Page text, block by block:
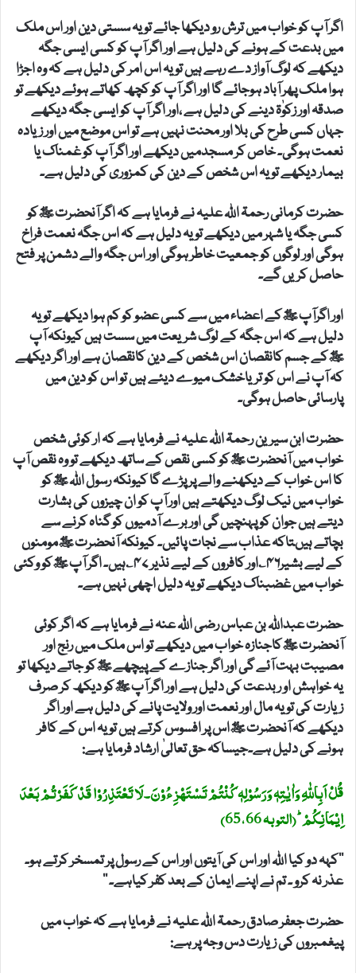
اگر آپ کو خواب میں ترش رو دیکھا جائے تو یہ سستی دین اور اس ملک
میں بدعت کے ہونے کی دلیل ہے اور اگر آپ کو کسی ایسی جگہ
دیکھے کہ لوگ آواز دے رہے ہیں تو یہ اس امر کی دلیل ہے کہ وہ اجڑا
ہوا ملک پھر آباد ہوجائے گا اور اگر آپ کو کچھ کھاتے ہوئے دیکھے تو
صدقہ اور زکوٰۃ دینے کی دلیل ہے ،اور اگر آپ کو ایسی جگہ دیکھے
جہاں کسی طرح کی بلا اور محنت نہیں ہے تو اس موضع میں اور زیادہ
نعمت ہوگی۔ خاص کر مسجدمیں دیکھے اور اگر آپ کو غمناک یا
بیمار دیکھے تو یہ اس شخص کے دین کی کمزوری کی دلیل ہے۔
حضرت کرمانی رحمۃ اللہ علیہ نے فرمایا ہے کہ اگر آنحضرت ﷺکو
کسی جگہ یا شہر میں دیکھے تو یہ دلیل ہے کہ اس جگہ نعمت فراخ
ہوگی اور لوگوں کو جمعیت خاطر ہوگی اور اس جگہ والے دشمن پر فتح
حاصل کریں گے۔
اور اگرآپ ﷺکے اعضاء میں سے کسی عضو کو کم ہوا دیکھے تو یہ
دلیل ہے کہ اس جگہ کے لوگ شریعت میں سست ہیں کیونکہ آپ
ﷺکے جسم کانقصان اس شخص کے دین کانقصان ہے اور اگر دیکھے
کہ آپ نے اس کو تریاخشک میوے دیئے ہیں تو اس کو دین میں
پارسائی حاصل ہوگی۔
حضرت ابن سیرین رحمۃ اللہ علیہ نے فرمایا ہے کہ ار کوئی شخص
خواب میں آنحضرت ﷺکو کسی نقص کے ساتھ دیکھے تو وہ نقص آپ
کا اس خواب کے دیکھنے والے پر پڑے گا کیونکہ رسول اللہ ﷺکو
خواب میں نیک لوگ دیکھتے ہیں اور آپ کو ان چیزوں کی بشارت
دیتے ہیں جوان کو پہنچیں گی اور برے آدمیوں کو گناہ کرنے سے
بچاتے ہیںتاکہ عذاب سے نجات پائیں۔ کیونکہ آنحضرت ﷺمومنوں
کے لیے بشیر۴۶؎اور کافروں کے لیے نذیر ۴۷؎ہیں۔ اگر آپ ﷺکو وکئی
خواب میں غضبناک دیکھے تو یہ دلیل اچھی نہیں ہے۔
حضرت عبداللہ بن عباس رضی اللہ عنہ نے فرمایا ہے کہ اگر کوئی
آنحضرت ﷺکاجنازہ خواب میں دیکھے تو اس ملک میں رنج اور
مصیبت بہت آئے گی اور اگر جنازے کے پیچھے ﷺکو جاتے دیکھا تو
یہ خواہش او ربدعت کی دلیل ہے اور اگر آپ ﷺکو دیکھ کر صرف
زیارت کی تو یہ مال اور نعمت اور ولایت پانے کی دلیل ہے اور اگر
دیکھے کہ آنحضرت ﷺاس پر افسوس کرتے ہیں تو یہ اس کے کافر
ہونے کی دلیل ہے۔جیساکہ حق تعالیٰ ارشاد فرمایا ہے:
قُلۡ اَبِاللّٰهِ وَاٰيٰتِهٖ وَرَسُوۡلِهٖ كُنۡتُمۡ تَسۡتَهۡزِءُوۡنَ‏۔ لَا تَعۡتَذِرُوۡا قَدۡ كَفَرۡتُمۡ بَعۡدَ
اِيۡمَانِكُمۡ‌ ؕ (التوبہ 65،66)
’’کہہ دو کیا اللہ اور اس کی آیتوں اور اس کے رسول پر تمسخر کرتے ہو۔
عذر نہ کرو ۔ تم نے اپنے ایمان کے بعد کفر کیاہے۔ ‘‘
حضرت جعفر صادق رحمۃ اللہ علیہ نے فرمایا ہے کہ خواب میں
پیغمبروں کی زیارت دس وجہ پر ہے: